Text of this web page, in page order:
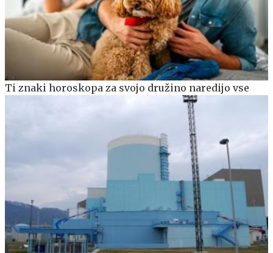
Ti znaki horoskopa za svojo družino naredijo vse